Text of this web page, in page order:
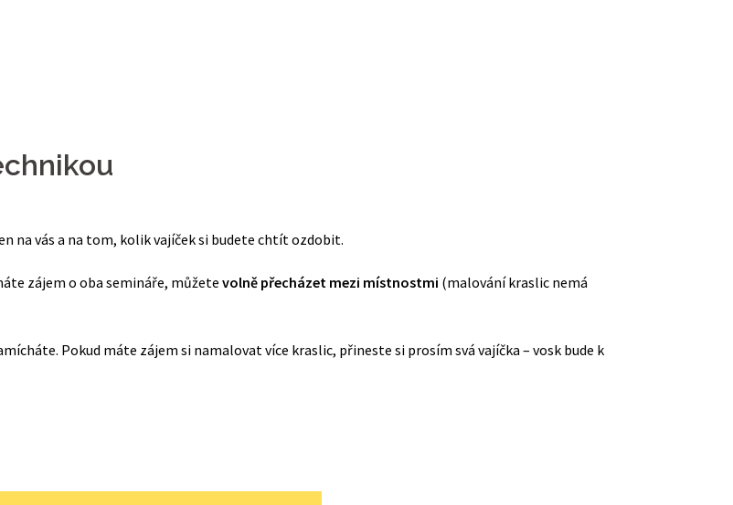
na vás a na tom, kolik vajíček si budete chtít ozdobit.
zájem o oba semináře, můžete volně přecházet mezi místnostmi (malování kraslic nemá
Pokud máte zájem si namalovat více kraslic, přineste si prosím svá vajíčka – vosk bude k